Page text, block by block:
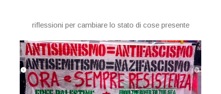
contenutoriflessioni per cambiare lo stato di cose presente